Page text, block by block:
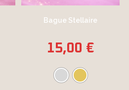
Bague Stellaire
15,00 €